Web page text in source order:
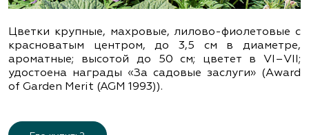
Цветки крупные, махровые, лилово-фиолетовые с
красноватым центром, до 3,5 см в диаметре,
ароматные; высотой до 50 см; цветет в VІ–VІІ;
удостоена награды «За садовые заслуги» (Award
of Garden Merit (AGM 1993)).